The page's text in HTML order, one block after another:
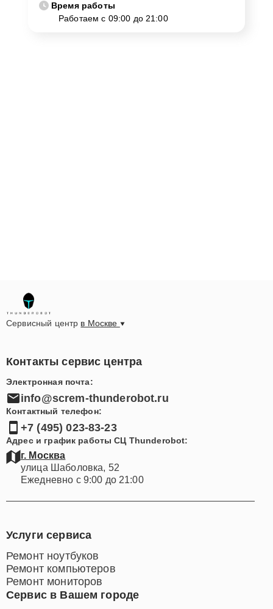
Время работы
Работаем с 09:00 до 21:00
Сервисный центр в Москве
Контакты сервис центра
Электронная почта:
info@screm-thunderobot.ru
Контактный телефон:
+7 (495) 023-83-23
Адрес и график работы СЦ Thunderobot:
г. Москва
улица Шаболовка, 52
Ежедневно с 9:00 до 21:00
Сервис в Вашем городе
Услуги сервиса
Ремонт ноутбуков
Ремонт компьютеров
Ремонт мониторов